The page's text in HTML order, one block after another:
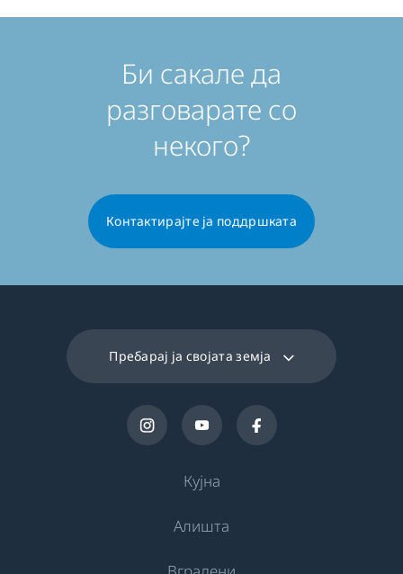
Би сакале да
разговарате со
некого?
Контактирајте ја поддршката
Пребарај ја својата земја
Кујна
Алишта
Вградени